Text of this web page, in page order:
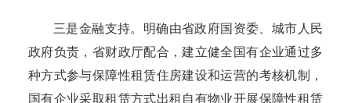
三是金融支持。明确由省政府国资委、城市人民
政府负责，省财政厅配合，建立健全国有企业通过多
种方式参与保障性租赁住房建设和运营的考核机制，
国有企业采取租赁方式出租自有物业开展保障性租赁